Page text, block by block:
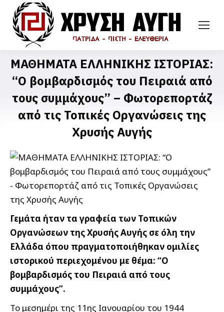
ΜΑΘΗΜΑΤΑ ΕΛΛΗΝΙΚΗΣ ΙΣΤΟΡΙΑΣ:
“Ο βομβαρδισμός του Πειραιά από
τους συμμάχους” – Φωτορεπορτάζ
από τις Τοπικές Οργανώσεις της
Χρυσής Αυγής
Γεμάτα ήταν τα γραφεία των Τοπικών
Οργανώσεων της Χρυσής Αυγής σε όλη την
Ελλάδα όπου πραγματοποιήθηκαν ομιλίες
ιστορικού περιεχομένου με θέμα: “Ο
βομβαρδισμός του Πειραιά από τους
συμμάχους”.
Το μεσημέρι της 11ης Ιανουαρίου του 1944